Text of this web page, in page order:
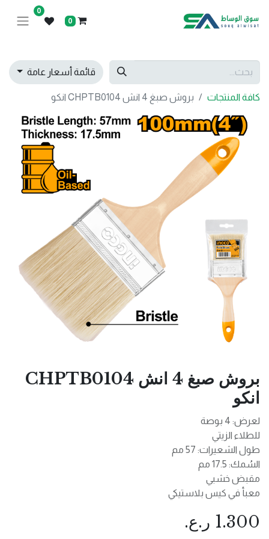
0
0
قائمة أسعار عامة
كافة المنتجات بروش صبغ 4 انش CHPTB0104 انكو
بروش صبغ 4 انش CHPTB0104
انكو
لعرض: 4 بوصة
للطلاء الزيتي
طول الشعيرات: 57 مم
السُمك: 17.5 مم
مقبض خشبي
معبأ في كيس بلاستيكي
1.300 ر.ع.